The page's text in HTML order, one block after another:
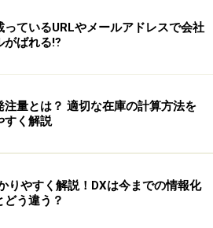
っているURLやメールアドレスで会社
がばれる⁉
注量とは？ 適切な在庫の計算方法を
すく解説
りやすく解説！DXは今までの情報化
う違う？